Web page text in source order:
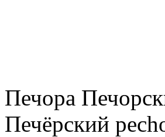
Печора
Печёрский